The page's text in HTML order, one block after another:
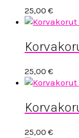
25,00 €
25,00 €
25,00 €